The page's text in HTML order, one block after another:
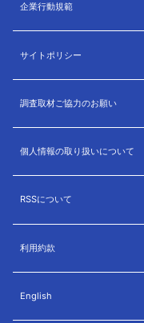
企業行動規範
サイトポリシー
調査取材ご協力のお願い
個人情報の取り扱いについて
RSSについて
利用約款
English